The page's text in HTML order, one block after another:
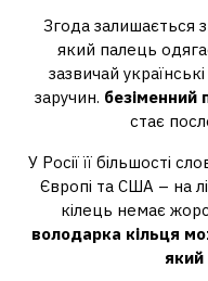
Згода залишається
який палець
зазвичай
заручин. безіменний
стає
У Росії її більшості
Європі та США – на
кілець немає
володарка кільця
який